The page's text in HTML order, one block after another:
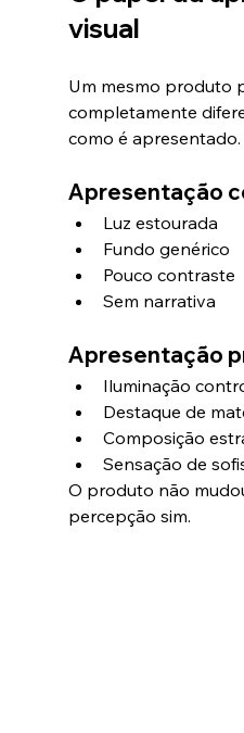
visual
Um mesmo produto
completamente
como é apresentado.
Apresentação
Luz estourada
Fundo genérico
Pouco contraste
Sem narrativa
Apresentação
Iluminação
Destaque de
Composição
Sensação de
O produto não
percepção sim.